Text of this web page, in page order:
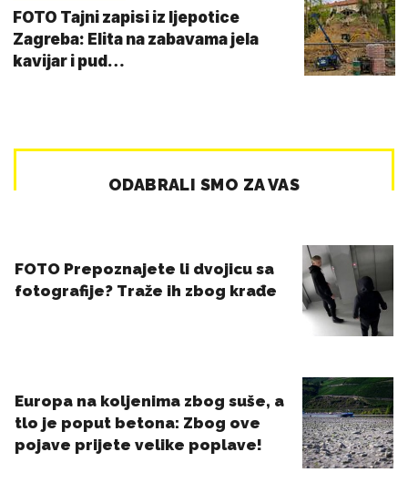
FOTO Tajni zapisi iz ljepotice
Zagreba: Elita na zabavama jela
kavijar i pud…